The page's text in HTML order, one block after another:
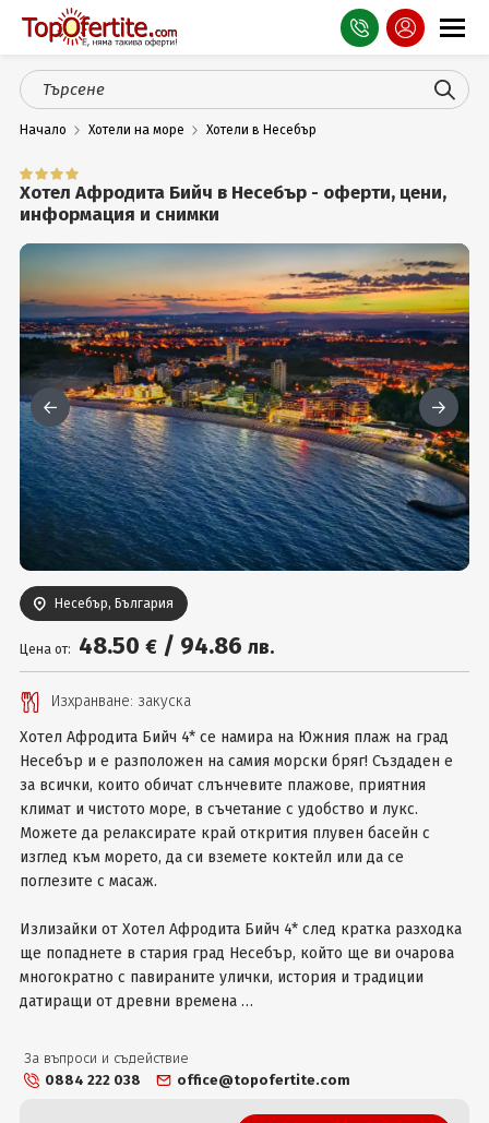
Оферти
СПА
Планина
Чужбина
Празници
Турция
Гърция
Услуги
Вход
Начало Хотели на море Хотели в Несебър
Хотел Афродита Бийч в Несебър - оферти, цени,
информация и снимки
Несебър, България
Цена от: 48.50 € / 94.86 лв.
Изхранване: закуска
Хотел Афродита Бийч 4* се намира на Южния плаж на град
Несебър и е разположен на самия морски бряг! Създаден е
за всички, които обичат слънчевите плажове, приятния
климат и чистото море, в съчетание с удобство и лукс.
Можете да релаксирате край открития плувен басейн с
изглед към морето, да си вземете коктейл или да се
поглезите с масаж.
Излизайки от Хотел Афродита Бийч 4* след кратка разходка
ще попаднете в стария град Несебър, който ще ви очарова
многократно с павираните улички, история и традиции
датиращи от древни времена …
За въпроси и съдействие
0884 222 038
office@topofertite.com